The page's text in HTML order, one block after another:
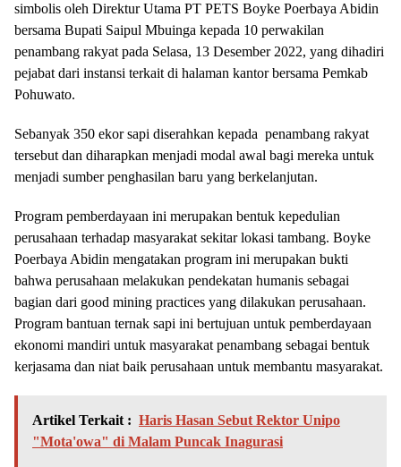
simbolis oleh Direktur Utama PT PETS Boyke Poerbaya Abidin
bersama Bupati Saipul Mbuinga kepada 10 perwakilan
penambang rakyat pada Selasa, 13 Desember 2022, yang dihadiri
pejabat dari instansi terkait di halaman kantor bersama Pemkab
Pohuwato.
Sebanyak 350 ekor sapi diserahkan kepada penambang rakyat
tersebut dan diharapkan menjadi modal awal bagi mereka untuk
menjadi sumber penghasilan baru yang berkelanjutan.
Program pemberdayaan ini merupakan bentuk kepedulian
perusahaan terhadap masyarakat sekitar lokasi tambang. Boyke
Poerbaya Abidin mengatakan program ini merupakan bukti
bahwa perusahaan melakukan pendekatan humanis sebagai
bagian dari good mining practices yang dilakukan perusahaan.
Program bantuan ternak sapi ini bertujuan untuk pemberdayaan
ekonomi mandiri untuk masyarakat penambang sebagai bentuk
kerjasama dan niat baik perusahaan untuk membantu masyarakat.
Artikel Terkait : Haris Hasan Sebut Rektor Unipo
"Mota'owa" di Malam Puncak Inagurasi